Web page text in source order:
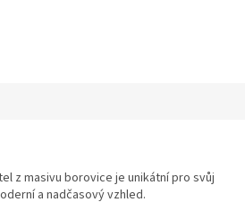
z masivu borovice je unikátní pro svůj
a nadčasový vzhled.